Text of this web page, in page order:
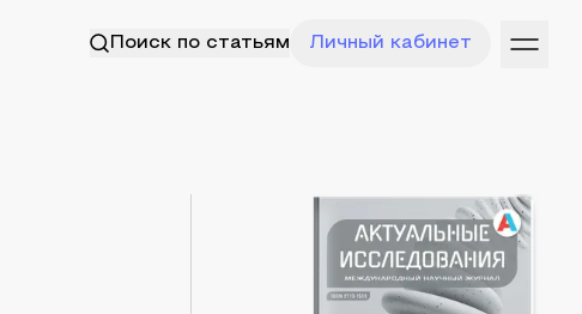
Поиск по статьям Личный кабинет